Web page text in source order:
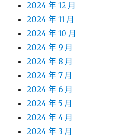
2024 年 12 月
2024 年 11 月
2024 年 10 月
2024 年 9 月
2024 年 8 月
2024 年 7 月
2024 年 6 月
2024 年 5 月
2024 年 4 月
2024 年 3 月